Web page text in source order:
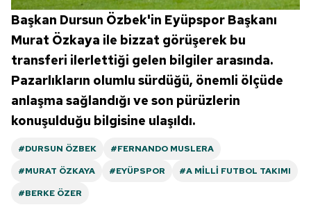
Başkan Dursun Özbek'in Eyüpspor Başkanı
Murat Özkaya ile bizzat görüşerek bu
transferi ilerlettiği gelen bilgiler arasında.
Pazarlıkların olumlu sürdüğü, önemli ölçüde
anlaşma sağlandığı ve son pürüzlerin
konuşulduğu bilgisine ulaşıldı.
#DURSUN ÖZBEK
#FERNANDO MUSLERA
#MURAT ÖZKAYA
#EYÜPSPOR
#A MILLI FUTBOL TAKIMI
#BERKE ÖZER